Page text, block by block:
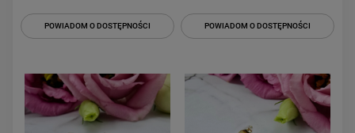
POWIADOM O DOSTĘPNOŚCI POWIADOM O DOSTĘPNOŚCI